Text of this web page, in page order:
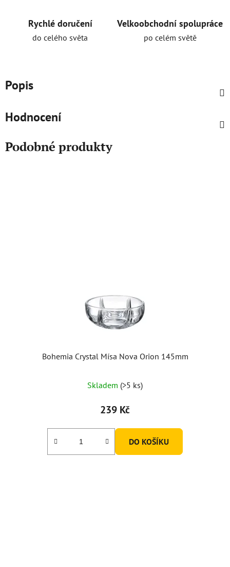
Rychlé doručení
do celého světa
Velkoobchodní spolupráce
po celém světě
Popis
Hodnocení
Podobné produkty
Bohemia Crystal Mísa Nova Orion 145mm
Skladem (>5 ks)
239 Kč
DO KOŠÍKU